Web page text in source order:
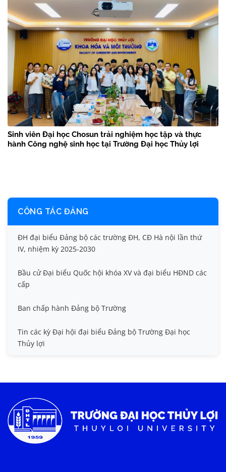
Sinh viên Đại học Chosun trải nghiệm học tập và thực
hành Công nghệ sinh học tại Trường Đại học Thủy lợi
CÔNG TÁC ĐẢNG
ĐH đại biểu Đảng bộ các trường ĐH, CĐ Hà nội lần thứ
IV, nhiệm kỳ 2025-2030
Bầu cử Đại biểu Quốc hội khóa XV và đại biểu HĐND các
cấp
Ban chấp hành Đảng bộ Trường
Tin các kỳ Đại hội đại biểu Đảng bộ Trường Đại học
Thủy lợi